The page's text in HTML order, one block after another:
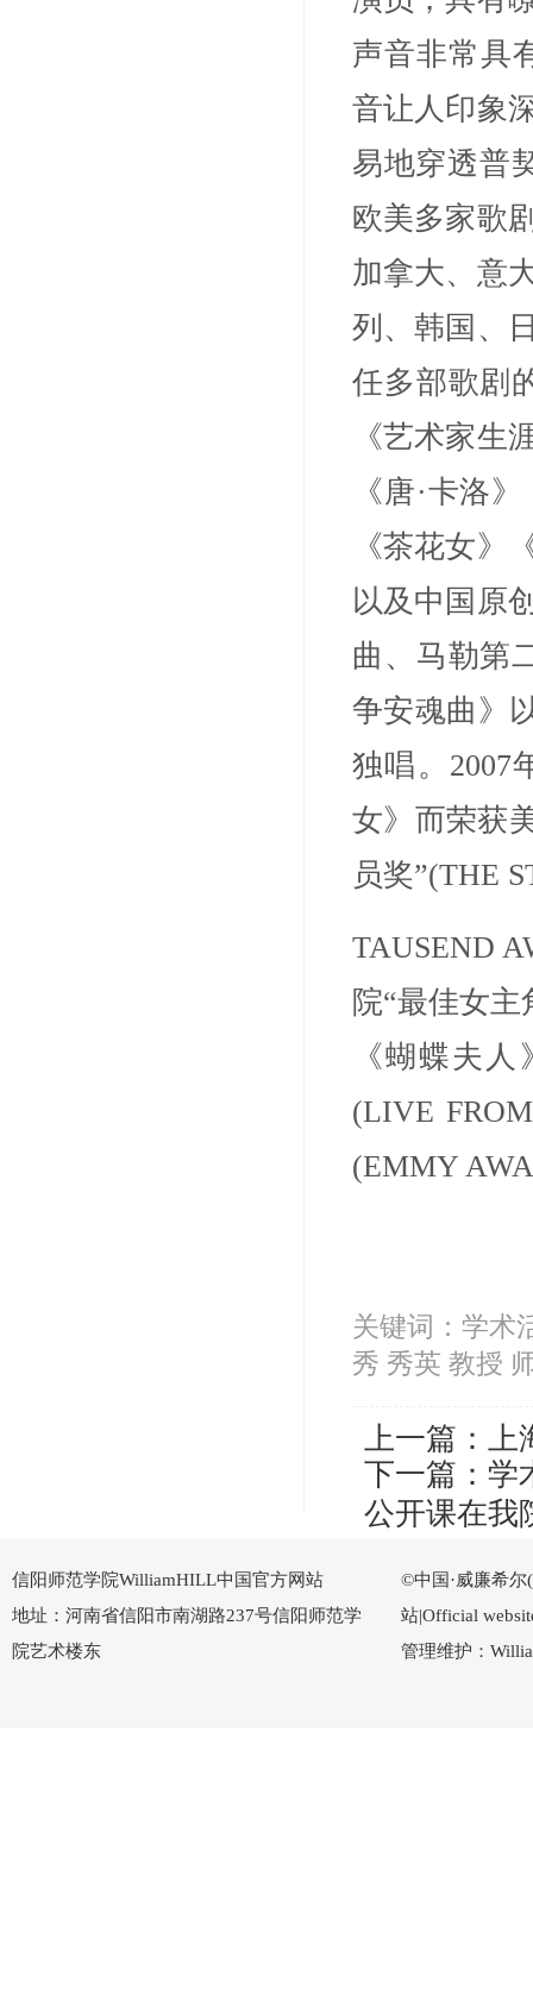
声音非常具
音让人印象
易地穿透普
欧美多家歌
加拿大、意
列、韩国、
任多部歌剧
《艺术家生
《唐·卡洛
《茶花女》
以及中国原
曲、马勒第
争安魂曲》
独唱。2007
女》而荣获
员奖”(THE
TAUSEND
院“最佳女
《蝴蝶夫
(LIVE
(EMMY
关键词：学术
秀 秀英 教授
上一篇：
下一篇： 学
公开课在我
信阳师范学院WilliamHILL中国官方网站
地址：河南省信阳市南湖路237号信阳师范学
院艺术楼东
©中国·威廉希尔
站|Official
管理维护：